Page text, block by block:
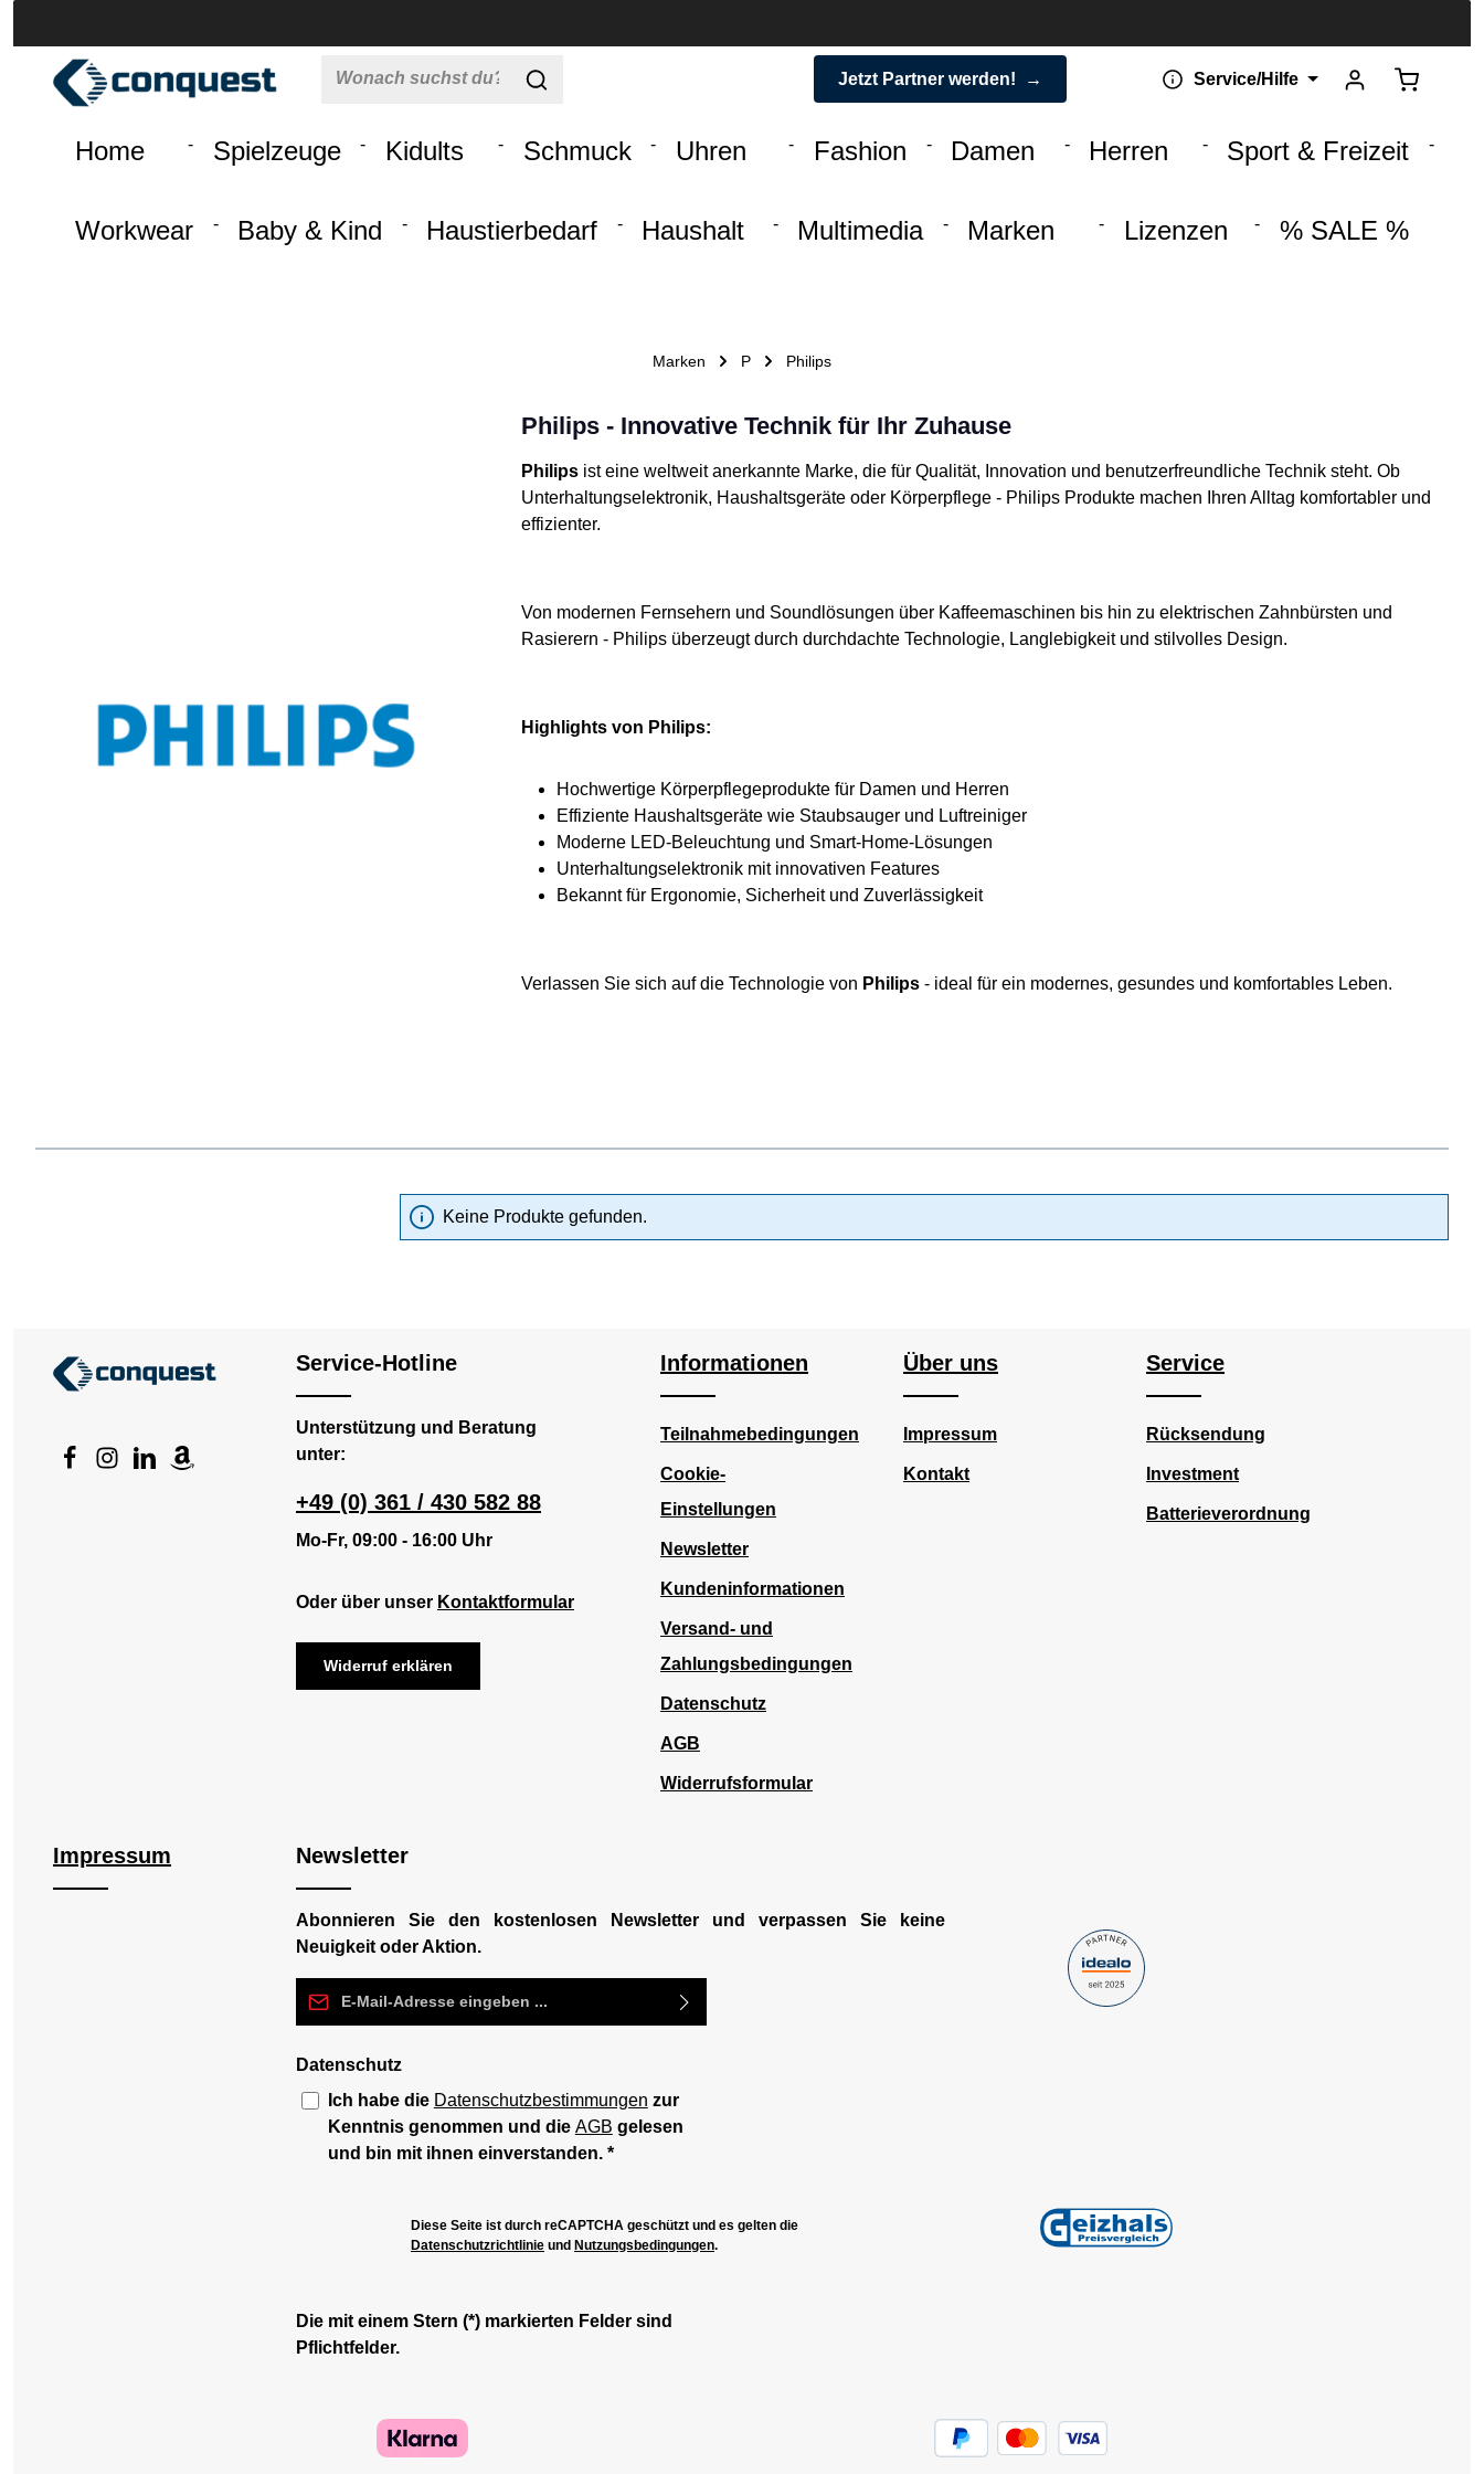
Jetzt Partner werden! Service/Hilfe
Home Spielzeuge Kidults Schmuck Uhren Fashion Damen Herren Sport & Freizeit
Workwear Baby & Kind Haustierbedarf Haushalt Multimedia Marken Lizenzen % SALE %
Marken P Philips
Philips - Innovative Technik für Ihr Zuhause
Philips ist eine weltweit anerkannte Marke, die für Qualität, Innovation und benutzerfreundliche Technik steht. Ob
Unterhaltungselektronik, Haushaltsgeräte oder Körperpflege - Philips Produkte machen Ihren Alltag komfortabler und
effizienter.
Von modernen Fernsehern und Soundlösungen über Kaffeemaschinen bis hin zu elektrischen Zahnbürsten und
Rasierern - Philips überzeugt durch durchdachte Technologie, Langlebigkeit und stilvolles Design.
Highlights von Philips:
Hochwertige Körperpflegeprodukte für Damen und Herren
Effiziente Haushaltsgeräte wie Staubsauger und Luftreiniger
Moderne LED-Beleuchtung und Smart-Home-Lösungen
Unterhaltungselektronik mit innovativen Features
Bekannt für Ergonomie, Sicherheit und Zuverlässigkeit
Verlassen Sie sich auf die Technologie von Philips - ideal für ein modernes, gesundes und komfortables Leben.
Keine Produkte gefunden.
Service-Hotline
Unterstützung und Beratung
unter:
+49 (0) 361 / 430 582 88
Mo-Fr, 09:00 - 16:00 Uhr
Oder über unser Kontaktformular
Widerruf erklären
Informationen
Teilnahmebedingungen
Cookie-
Einstellungen
Newsletter
Kundeninformationen
Versand- und
Zahlungsbedingungen
Datenschutz
AGB
Widerrufsformular
Über uns
Impressum
Kontakt
Service
Rücksendung
Investment
Batterieverordnung
Impressum Newsletter
Abonnieren Sie den kostenlosen Newsletter und verpassen Sie keine
Neuigkeit oder Aktion.
E-Mail-Adresse*
Datenschutz
Ich habe die Datenschutzbestimmungen zur
Kenntnis genommen und die AGB gelesen
und bin mit ihnen einverstanden. *
Diese Seite ist durch reCAPTCHA geschützt und es gelten die
Datenschutzrichtlinie und Nutzungsbedingungen.
Die mit einem Stern (*) markierten Felder sind
Pflichtfelder.